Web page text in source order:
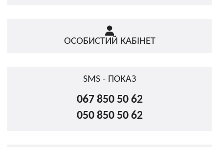
ОСОБИСТИЙ КАБІНЕТ
SMS - ПОКАЗ
067 850 50 62
050 850 50 62